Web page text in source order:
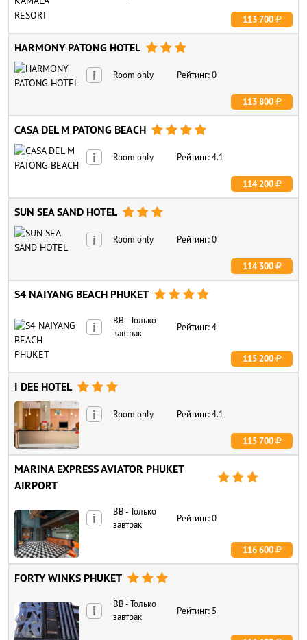
113 700
HARMONY PATONG HOTEL   
Рейтинг: 0
Room only
i
113 800
CASA DEL M PATONG BEACH    
Рейтинг: 4.1
Room only
i
114 200
SUN SEA SAND HOTEL   
Рейтинг: 0
Room only
i
114 300
S4 NAIYANG BEACH PHUKET    
Рейтинг: 4
BB - Только
завтрак
i
115 200
I DEE HOTEL   
Рейтинг: 4.1
Room only
i
115 700
MARINA EXPRESS AVIATOR PHUKET
AIRPORT
  
Рейтинг: 0
BB - Только
завтрак
i
116 600
FORTY WINKS PHUKET   
Рейтинг: 5
BB - Только
завтрак
i